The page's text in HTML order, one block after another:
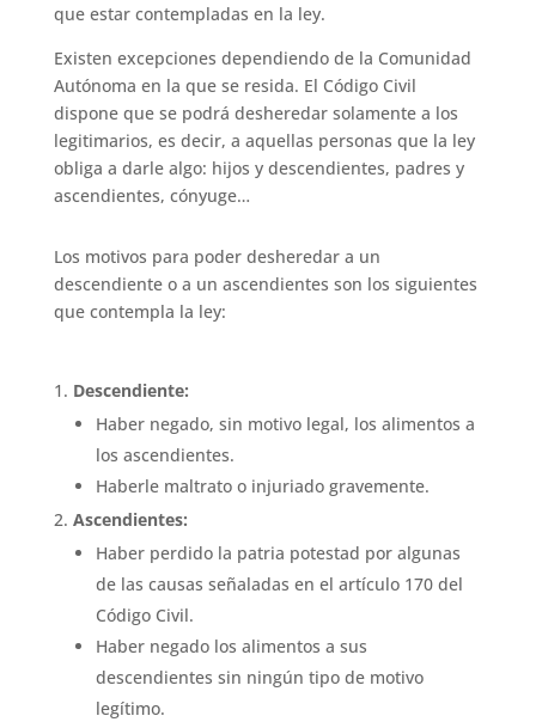
que estar contempladas en la ley.
Existen excepciones dependiendo de la Comunidad
Autónoma en la que se resida. El Código Civil
dispone que se podrá desheredar solamente a los
legitimarios, es decir, a aquellas personas que la ley
obliga a darle algo: hijos y descendientes, padres y
ascendientes, cónyuge…
Los motivos para poder desheredar a un
descendiente o a un ascendientes son los siguientes
que contempla la ley:
Descendiente:
Haber negado, sin motivo legal, los alimentos a
los ascendientes.
Haberle maltrato o injuriado gravemente.
Ascendientes:
Haber perdido la patria potestad por algunas
de las causas señaladas en el artículo 170 del
Código Civil.
Haber negado los alimentos a sus
descendientes sin ningún tipo de motivo
legítimo.